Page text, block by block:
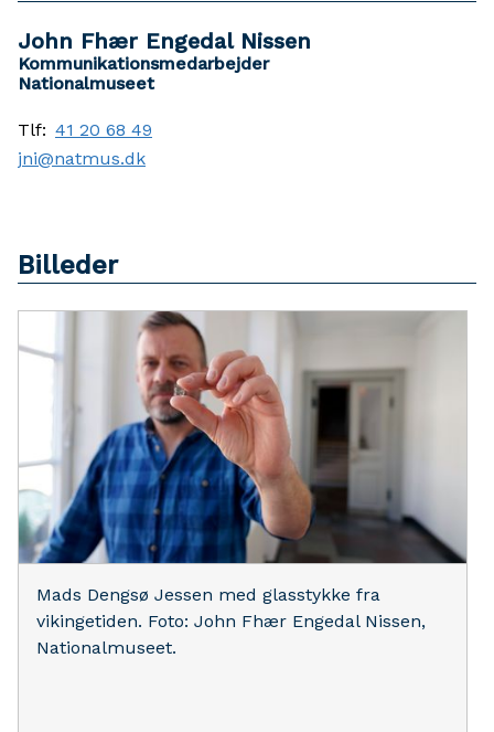
John Fhær Engedal Nissen
Kommunikationsmedarbejder
Nationalmuseet
Tlf: 41 20 68 49
jni@natmus.dk
Billeder
Mads Dengsø Jessen med glasstykke fra
vikingetiden. Foto: John Fhær Engedal Nissen,
Nationalmuseet.